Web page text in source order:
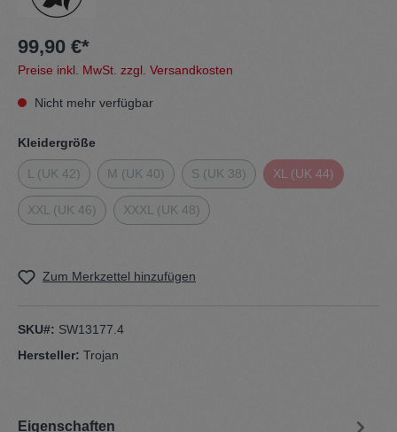
99,90 €*
Preise inkl. MwSt. zzgl. Versandkosten
Nicht mehr verfügbar
Kleidergröße
L (UK 42) M (UK 40) S (UK 38) XL (UK 44)
XXL (UK 46) XXXL (UK 48)
Zum Merkzettel hinzufügen
SKU#: SW13177.4
Hersteller: Trojan
Eigenschaften